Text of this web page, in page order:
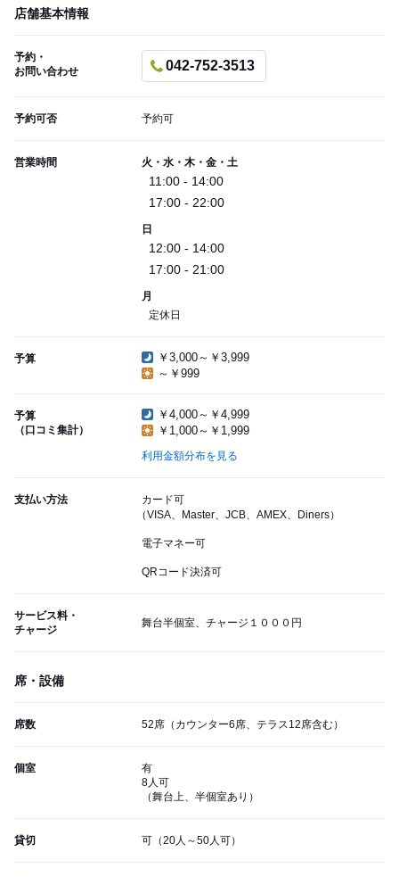
店舗基本情報
予約・
お問い合わせ
042-752-3513
予約可否 予約可
営業時間 火・水・木・金・土
11:00 - 14:00
17:00 - 22:00
日
12:00 - 14:00
17:00 - 21:00
月
定休日
予算
￥3,000～￥3,999
～￥999
予算
（口コミ集計）
￥4,000～￥4,999
￥1,000～￥1,999
利用金額分布を見る
支払い方法
カード可
（VISA、Master、JCB、AMEX、Diners）
電子マネー可
QRコード決済可
サービス料・
チャージ
舞台半個室、チャージ１０００円
席・設備
席数 52席（カウンター6席、テラス12席含む）
個室
有
8人可
（舞台上、半個室あり）
貸切 可（20人～50人可）